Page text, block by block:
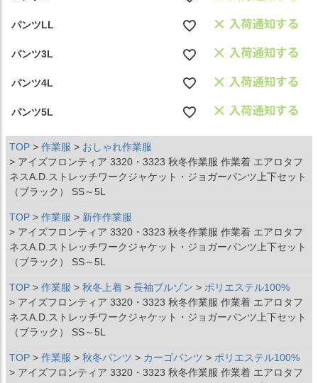
パンツLL
パンツ3L
パンツ4L
パンツ5L
TOP 作業服
おしゃれ作業服
アイズフロンティア 3320・3323 秋冬作業服 作業着 エアロタフ
ネスA.D.ストレッチワークジャケット・ジョガーパンツ上下セット
（ブラック） SS～5L
TOP 作業服
新作作業服
アイズフロンティア 3320・3323 秋冬作業服 作業着 エアロタフ
ネスA.D.ストレッチワークジャケット・ジョガーパンツ上下セット
（ブラック） SS～5L
TOP 作業服 秋冬上着 長袖ブルゾン
ポリエステル100%
アイズフロンティア 3320・3323 秋冬作業服 作業着 エアロタフ
ネスA.D.ストレッチワークジャケット・ジョガーパンツ上下セット
（ブラック） SS～5L
TOP 作業服 秋冬パンツ カーゴパンツ
ポリエステル100%
アイズフロンティア 3320・3323 秋冬作業服 作業着 エアロタフ